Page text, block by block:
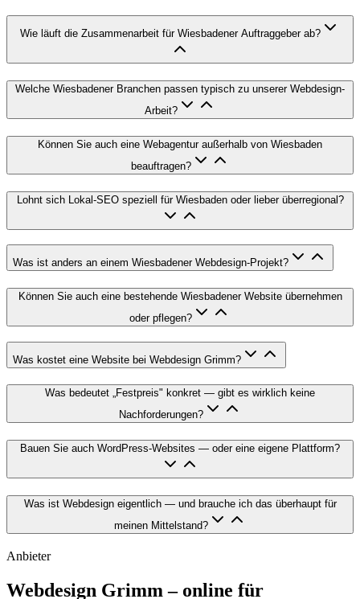
Wie läuft die Zusammenarbeit für Wiesbadener Auftraggeber ab?
Welche Wiesbadener Branchen passen typisch zu unserer Webdesign-
Arbeit?
Können Sie auch eine Webagentur außerhalb von Wiesbaden
beauftragen?
Lohnt sich Lokal-SEO speziell für Wiesbaden oder lieber überregional?
Was ist anders an einem Wiesbadener Webdesign-Projekt?
Können Sie auch eine bestehende Wiesbadener Website übernehmen
oder pflegen?
Was kostet eine Website bei Webdesign Grimm?
Was bedeutet „Festpreis" konkret — gibt es wirklich keine
Nachforderungen?
Bauen Sie auch WordPress-Websites — oder eine eigene Plattform?
Was ist Webdesign eigentlich — und brauche ich das überhaupt für
meinen Mittelstand?
Anbieter
Webdesign Grimm – online für